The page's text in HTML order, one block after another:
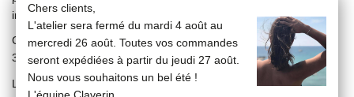
indémodable, à porter seul ou en accumulation.
Collier Mini Rock my pearls, ligne de perles de culture blanches
3/3,5mm sur chaine en or blanc 18 carats de 42 cm ou 45 cm.
La ligne de perles est montée sur un fil fluoro-carbone
Chers clients,
L'atelier sera fermé du mardi 4 août au
mercredi 26 août. Toutes vos commandes
seront expédiées à partir du jeudi 27 août.
Nous vous souhaitons un bel été !